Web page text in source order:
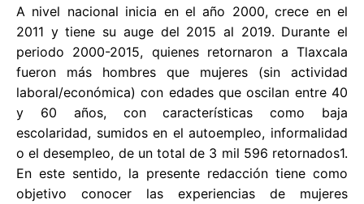
A nivel nacional inicia en el año 2000, crece en el
2011 y tiene su auge del 2015 al 2019. Durante el
periodo 2000-2015, quienes retornaron a Tlaxcala
fueron más hombres que mujeres (sin actividad
laboral/económica) con edades que oscilan entre 40
y 60 años, con características como baja
escolaridad, sumidos en el autoempleo, informalidad
o el desempleo, de un total de 3 mil 596 retornados1.
En este sentido, la presente redacción tiene como
objetivo conocer las experiencias de mujeres